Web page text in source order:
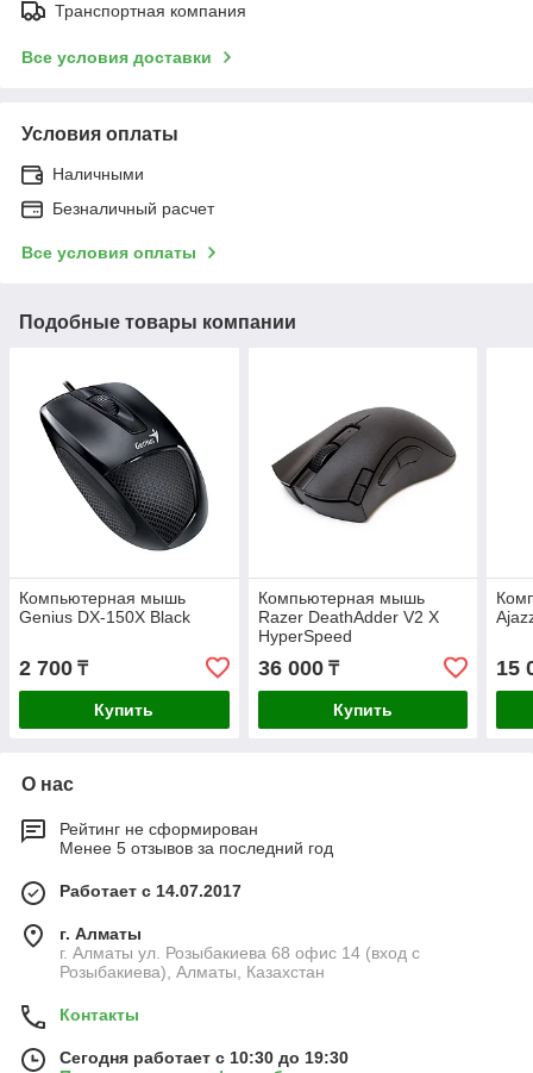
Транспортная компания
Все условия доставки
Условия оплаты
Наличными
Безналичный расчет
Все условия оплаты
Подобные товары компании
Компьютерная мышь
Genius DX-150X Black
2 700 ₸
Купить
Компьютерная мышь
Razer DeathAdder V2 X
HyperSpeed
36 000₸
Купить
15
О нас
Рейтинг не сформирован
Менее 5 отзывов за последний год
Работает с 14.07.2017
г. Алматы
г. Алматы ул. Розыбакиева 68 офис 14 (вход с
Розыбакиева), Алматы, Казахстан
Контакты
Сегодня работает с 10:30 до 19:30